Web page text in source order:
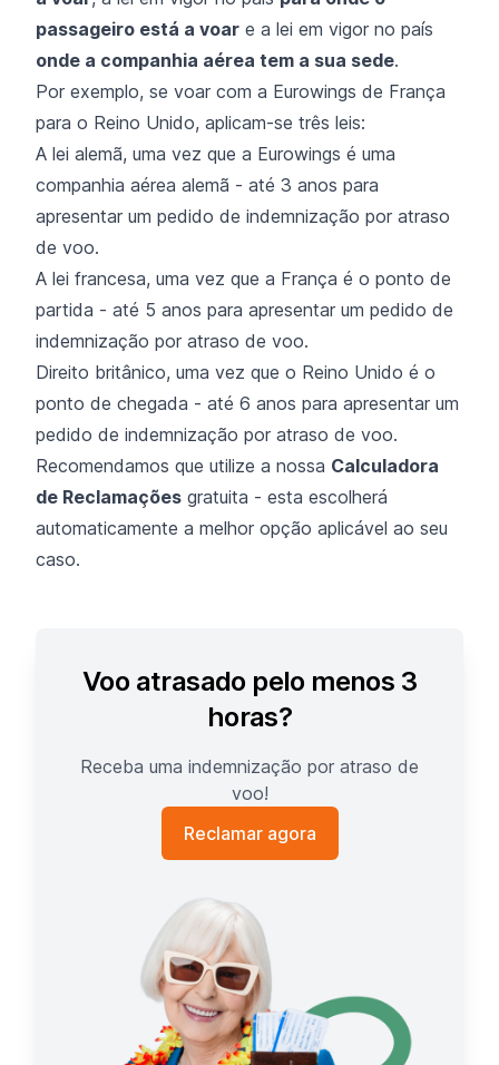
passageiro está a voar e a lei em vigor no país
onde a companhia aérea tem a sua sede.
Por exemplo, se voar com a Eurowings de França
para o Reino Unido, aplicam-se três leis:
A lei alemã, uma vez que a Eurowings é uma
companhia aérea alemã - até 3 anos para
apresentar um pedido de indemnização por atraso
de voo.
A lei francesa, uma vez que a França é o ponto de
partida - até 5 anos para apresentar um pedido de
indemnização por atraso de voo.
Direito britânico, uma vez que o Reino Unido é o
ponto de chegada - até 6 anos para apresentar um
pedido de indemnização por atraso de voo.
Recomendamos que utilize a nossa Calculadora
de Reclamações gratuita - esta escolherá
automaticamente a melhor opção aplicável ao seu
caso.
Voo atrasado pelo menos 3
horas?
Receba uma indemnização por atraso de
voo!
Reclamar agora